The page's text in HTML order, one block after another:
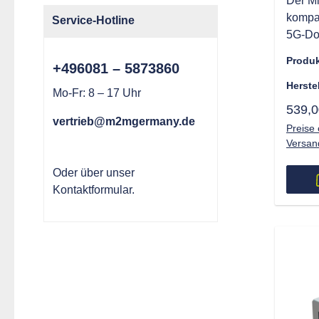
Service-Hotline
+496081 – 5873860
Mo-Fr: 8 – 17 Uhr
vertrieb@m2mgermany.de
Oder über unser
Kontaktformular.
5G-
3G-
Preise